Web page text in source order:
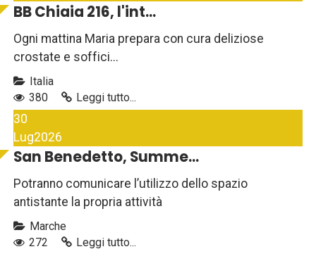
BB Chiaia 216, l'int...
Ogni mattina Maria prepara con cura deliziose
crostate e soffici...
Italia
380
Leggi tutto...
30
Lug2026
San Benedetto, Summe...
Potranno comunicare l’utilizzo dello spazio
antistante la propria attività
Marche
272
Leggi tutto...